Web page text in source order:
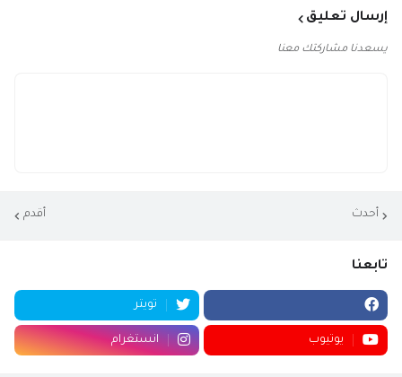
إرسال تعليق
يسعدنا مشاركتك معنا
أحدث أقدم
تابعنا
تويتر
يوتيوب انستغرام